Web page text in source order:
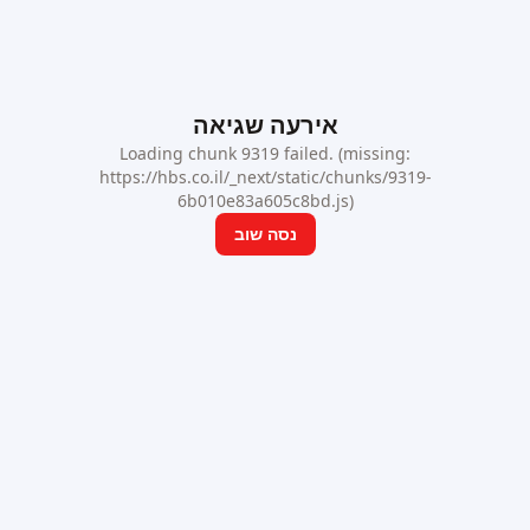
אירעה שגיאה
Loading chunk 9319 failed. (missing:
https://hbs.co.il/_next/static/chunks/9319-
6b010e83a605c8bd.js)